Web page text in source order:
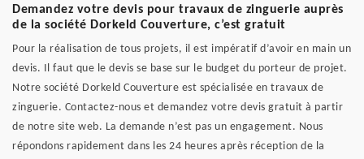
Demandez votre devis pour travaux de zinguerie auprès
de la société Dorkeld Couverture, c’est gratuit
Pour la réalisation de tous projets, il est impératif d’avoir en main un
devis. Il faut que le devis se base sur le budget du porteur de projet.
Notre société Dorkeld Couverture est spécialisée en travaux de
zinguerie. Contactez-nous et demandez votre devis gratuit à partir
de notre site web. La demande n’est pas un engagement. Nous
répondons rapidement dans les 24 heures après réception de la